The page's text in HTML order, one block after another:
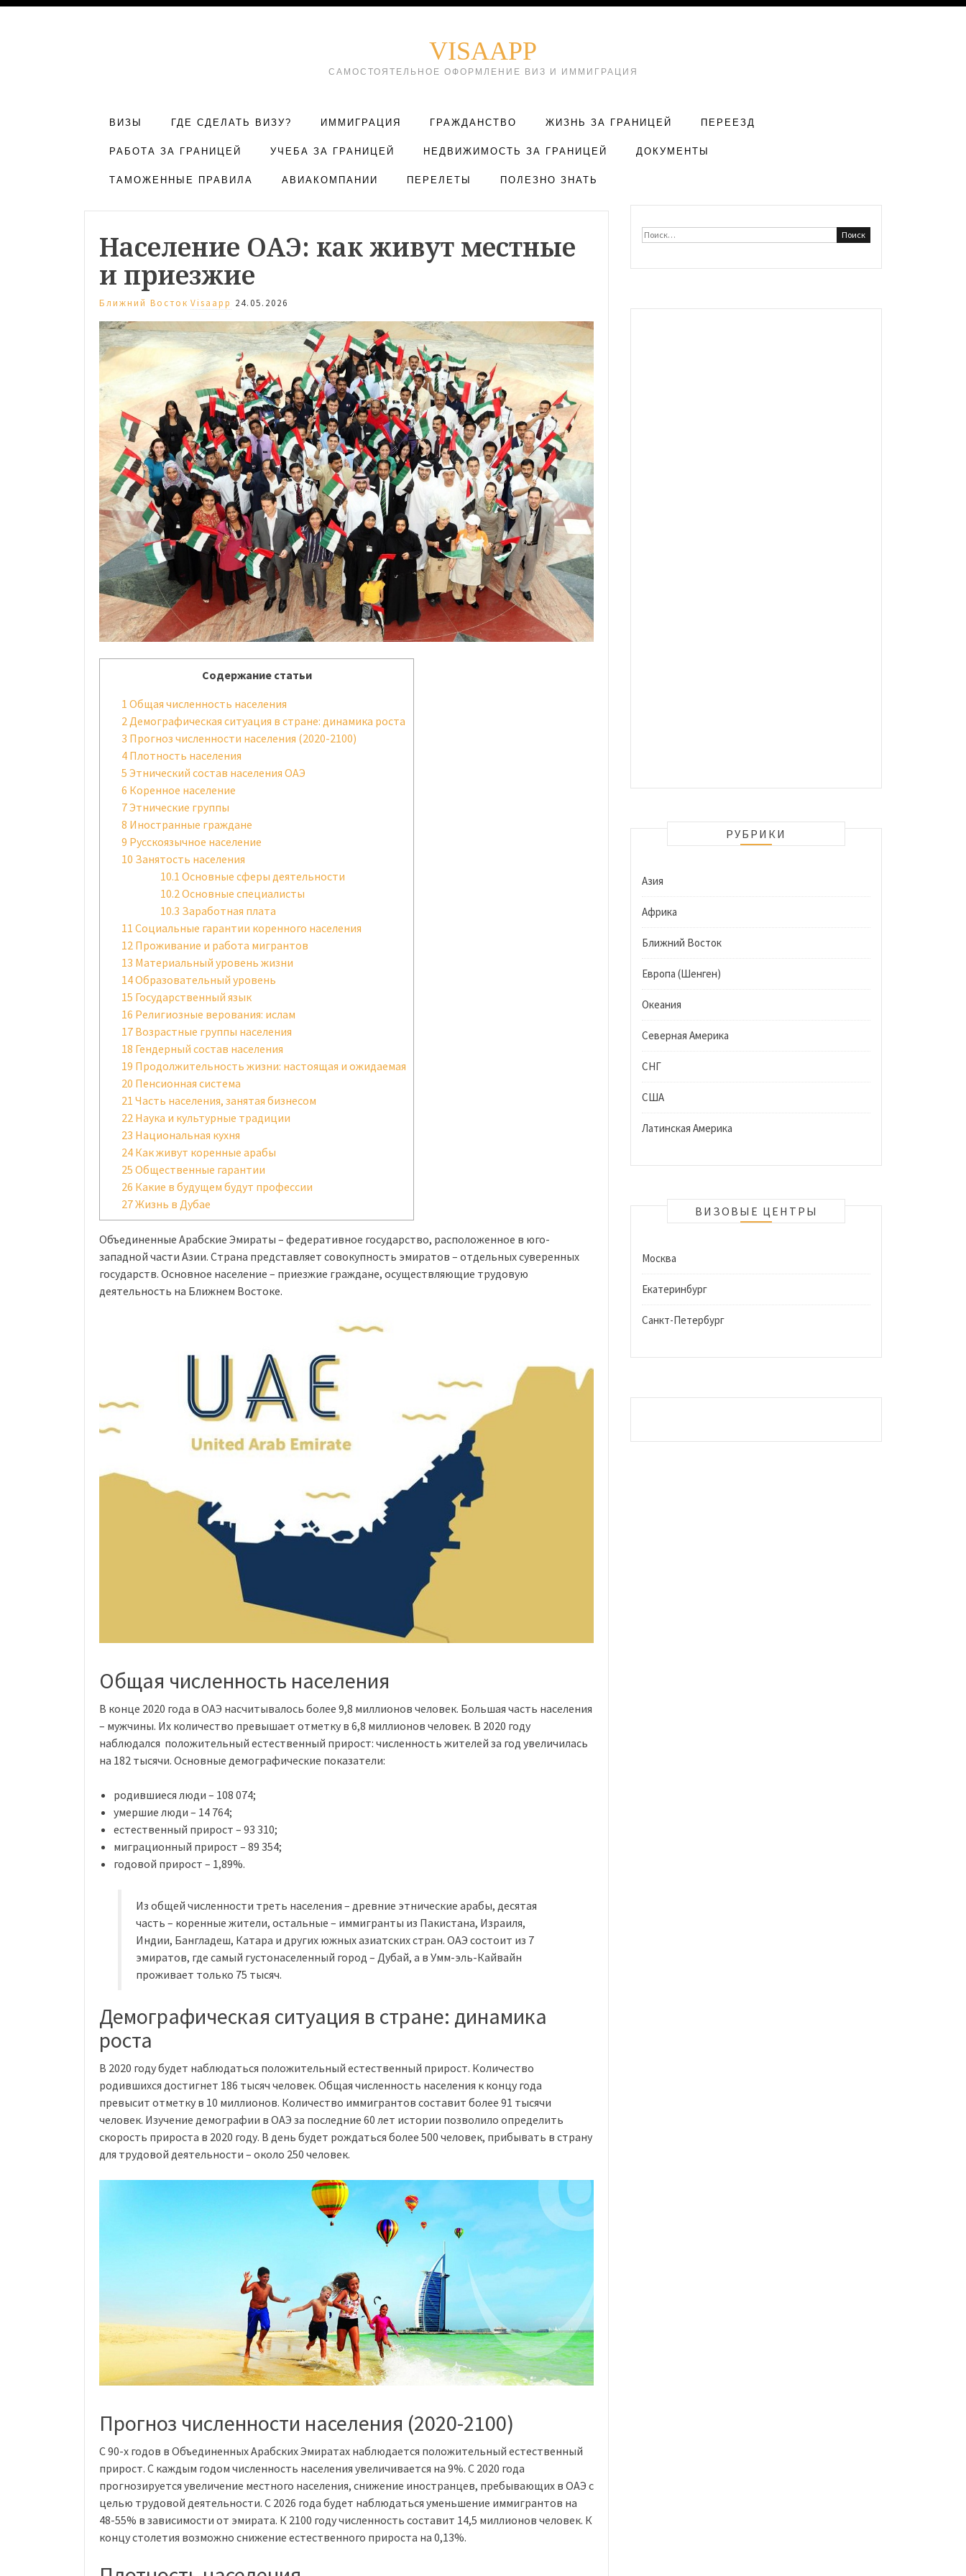
VISAAPP
САМОСТОЯТЕЛЬНОЕ ОФОРМЛЕНИЕ ВИЗ И ИММИГРАЦИЯ
ВИЗЫ ГДЕ СДЕЛАТЬ ВИЗУ? ИММИГРАЦИЯ ГРАЖДАНСТВО ЖИЗНЬ ЗА ГРАНИЦЕЙ ПЕРЕЕЗД
РАБОТА ЗА ГРАНИЦЕЙ УЧЕБА ЗА ГРАНИЦЕЙ НЕДВИЖИМОСТЬ ЗА ГРАНИЦЕЙ ДОКУМЕНТЫ
ТАМОЖЕННЫЕ ПРАВИЛА АВИАКОМПАНИИ ПЕРЕЛЕТЫ ПОЛЕЗНО ЗНАТЬ
Население ОАЭ: как живут местные
и приезжие
Ближний Восток Visaapp 24.05.2026
Содержание статьи
1 Общая численность населения
2Демографическая ситуация в стране: динамика роста
3 Прогноз численности населения (2020-2100)
4 Плотность населения
5 Этнический состав населения ОАЭ
6 Коренное население
7Этнические группы
8 Иностранные граждане
9 Русскоязычное население
10 Занятость населения
10.1 Основные сферы деятельности
10.2Основные специалисты
10.3 Заработная плата
11 Социальные гарантии коренного населения
12 Проживание и работа мигрантов
13 Материальный уровень жизни
14Образовательный уровень
15 Государственный язык
16 Религиозные верования: ислам
17 Возрастные группы населения
18 Гендерный состав населения
19 Продолжительность жизни: настоящая и ожидаемая
20 Пенсионная система
21 Часть населения, занятая бизнесом
22 Наука и культурные традиции
23 Национальная кухня
24 Как живут коренные арабы
25 Общественные гарантии
26 Какие в будущем будут профессии
27Жизнь в Дубае
Объединенные Арабские Эмираты – федеративное государство, расположенное в юго-
западной части Азии. Страна представляет совокупность эмиратов – отдельных суверенных
государств. Основное население – приезжие граждане, осуществляющие трудовую
деятельность на Ближнем Востоке.
Общая численность населения
В конце 2020 года в ОАЭ насчитывалось более 9,8 миллионов человек. Большая часть населения
– мужчины. Их количество превышает отметку в 6,8 миллионов человек. В 2020 году
наблюдался положительный естественный прирост: численность жителей за год увеличилась
на 182 тысячи. Основные демографические показатели:
родившиеся люди – 108 074;
умершие люди – 14 764;
естественный прирост – 93 310;
миграционный прирост – 89 354;
годовой прирост – 1,89%.
Из общей численности треть населения – древние этнические арабы, десятая
часть – коренные жители, остальные – иммигранты из Пакистана, Израиля,
Индии, Бангладеш, Катара и других южных азиатских стран. ОАЭ состоит из 7
эмиратов, где самый густонаселенный город – Дубай, а в Умм-эль-Кайвайн
проживает только 75 тысяч.
Демографическая ситуация в стране: динамика
роста
В 2020 году будет наблюдаться положительный естественный прирост. Количество
родившихся достигнет 186 тысяч человек. Общая численность населения к концу года
превысит отметку в 10 миллионов. Количество иммигрантов составит более 91 тысячи
человек. Изучение демографии в ОАЭ за последние 60 лет истории позволило определить
скорость прироста в 2020 году. В день будет рождаться более 500 человек, прибывать в страну
для трудовой деятельности – около 250 человек.
Прогноз численности населения (2020-2100)
С 90-х годов в Объединенных Арабских Эмиратах наблюдается положительный естественный
прирост. С каждым годом численность населения увеличивается на 9%. С 2020 года
прогнозируется увеличение местного населения, снижение иностранцев, пребывающих в ОАЭ с
целью трудовой деятельности. С 2026 года будет наблюдаться уменьшение иммигрантов на
48-55% в зависимости от эмирата. К 2100 году численность составит 14,5 миллионов человек. К
концу столетия возможно снижение естественного прироста на 0,13%.
Найти:
РУБРИКИ
Азия
Африка
Ближний Восток
Европа (Шенген)
Океания
Северная Америка
СНГ
США
Латинская Америка
ВИЗОВЫЕ ЦЕНТРЫ
Москва
Екатеринбург
Санкт-Петербург